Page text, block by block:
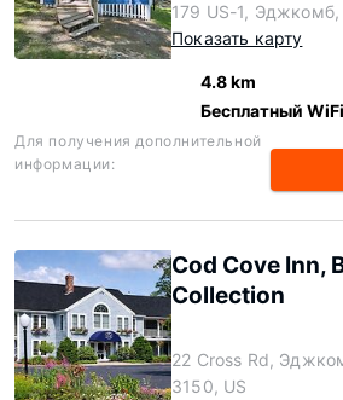
179 US-1,
Показать карту
4.8 km
Бесплатный WiFi
Для получения дополнительной
информации:
Cod Cove Inn,
Collection
22 Cross Rd,
3150, US